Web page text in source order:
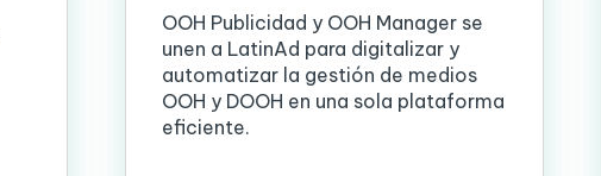
OOH Publicidad y OOH Manager se
unen a LatinAd para digitalizar y
automatizar la gestión de medios
OOH y DOOH en una sola plataforma
eficiente.